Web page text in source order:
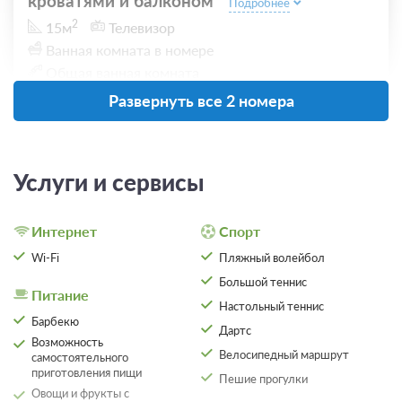
Подробнее
15м2
Телевизор
Ванная комната в номере
Проживание без питания
ЗА НОЧЬ ДЛЯ 1 ГОСТЯ
Развернуть все 2 номера
Услуги и сервисы
Интернет
Wi-Fi
Питание
Барбекю
Возможность
самостоятельного
приготовления пищи
Овощи и фрукты с
Спорт
Пляжный волейбол
Большой теннис
Настольный теннис
Дартс
Велосипедный маршрут
Пешие прогулки